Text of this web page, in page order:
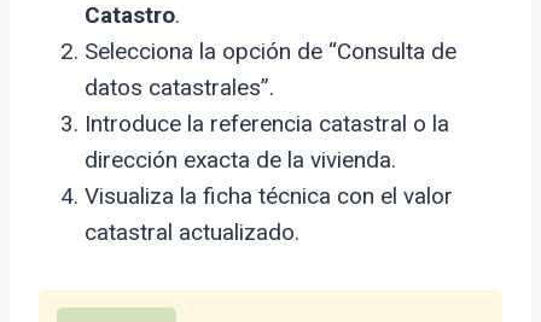
Catastro.
Selecciona la opción de “Consulta de
datos catastrales”.
Introduce la referencia catastral o la
dirección exacta de la vivienda.
Visualiza la ficha técnica con el valor
catastral actualizado.